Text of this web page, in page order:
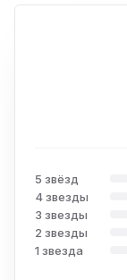
5 звёзд
4 звезды
3 звезды
2 звезды
1 звезда